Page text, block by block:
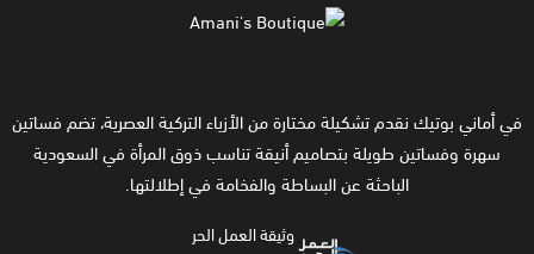
في أماني بوتيك نقدم تشكيلة مختارة من الأزياء التركية العصرية، تضم فساتين
سهرة وفساتين طويلة بتصاميم أنيقة تناسب ذوق المرأة في السعودية
الباحثة عن البساطة والفخامة في إطلالتها.
وثيقة العمل الحر